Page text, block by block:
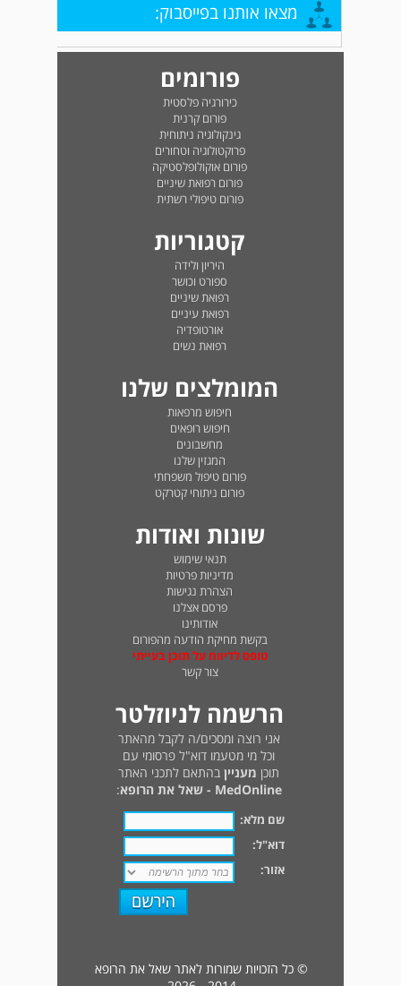
מצאו אותנו בפייסבוק:
פורומים
כירורגיה פלסטית
פורום קרנית
גינקולוגיה ניתוחית
פרוקטולוגיה וטחורים
פורום אוקולופלסטיקה
פורום רפואת שיניים
פורום טיפולי רשתית
קטגוריות
היריון ולידה
ספורט וכושר
רפואת שיניים
רפואת עיניים
אורטופדיה
רפואת נשים
המומלצים שלנו
חיפוש מרפאות
חיפוש רופאים
מחשבונים
המגזין שלנו
פורום טיפול משפחתי
פורום ניתוחי קטרקט
שונות ואודות
תנאי שימוש
מדיניות פרטיות
הצהרת נגישות
פרסם אצלנו
אודותינו
בקשת מחיקת הודעה מהפורום
טופס לדיווח על תוכן בעייתי
צור קשר
הרשמה לניוזלטר
אני רוצה ומסכים/ה לקבל מהאתר
וכל מי מטעמו דוא"ל פרסומי עם
תוכן מעניין בהתאם לתכני האתר
MedOnline - שאל את הרופא
:
שם מלא:
דוא"ל:
אזור:
© כל הזכויות שמורות לאתר שאל את הרופא